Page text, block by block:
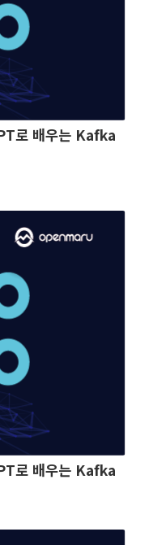
로 배우는 Kafka
로 배우는 Kafka